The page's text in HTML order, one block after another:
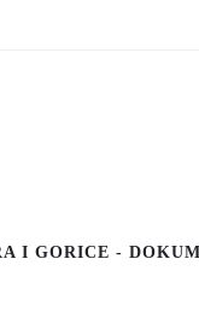
I GORICE -